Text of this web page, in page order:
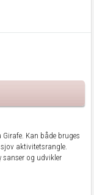
Kan både bruges
aktivitetsrangle.
sanser og udvikler